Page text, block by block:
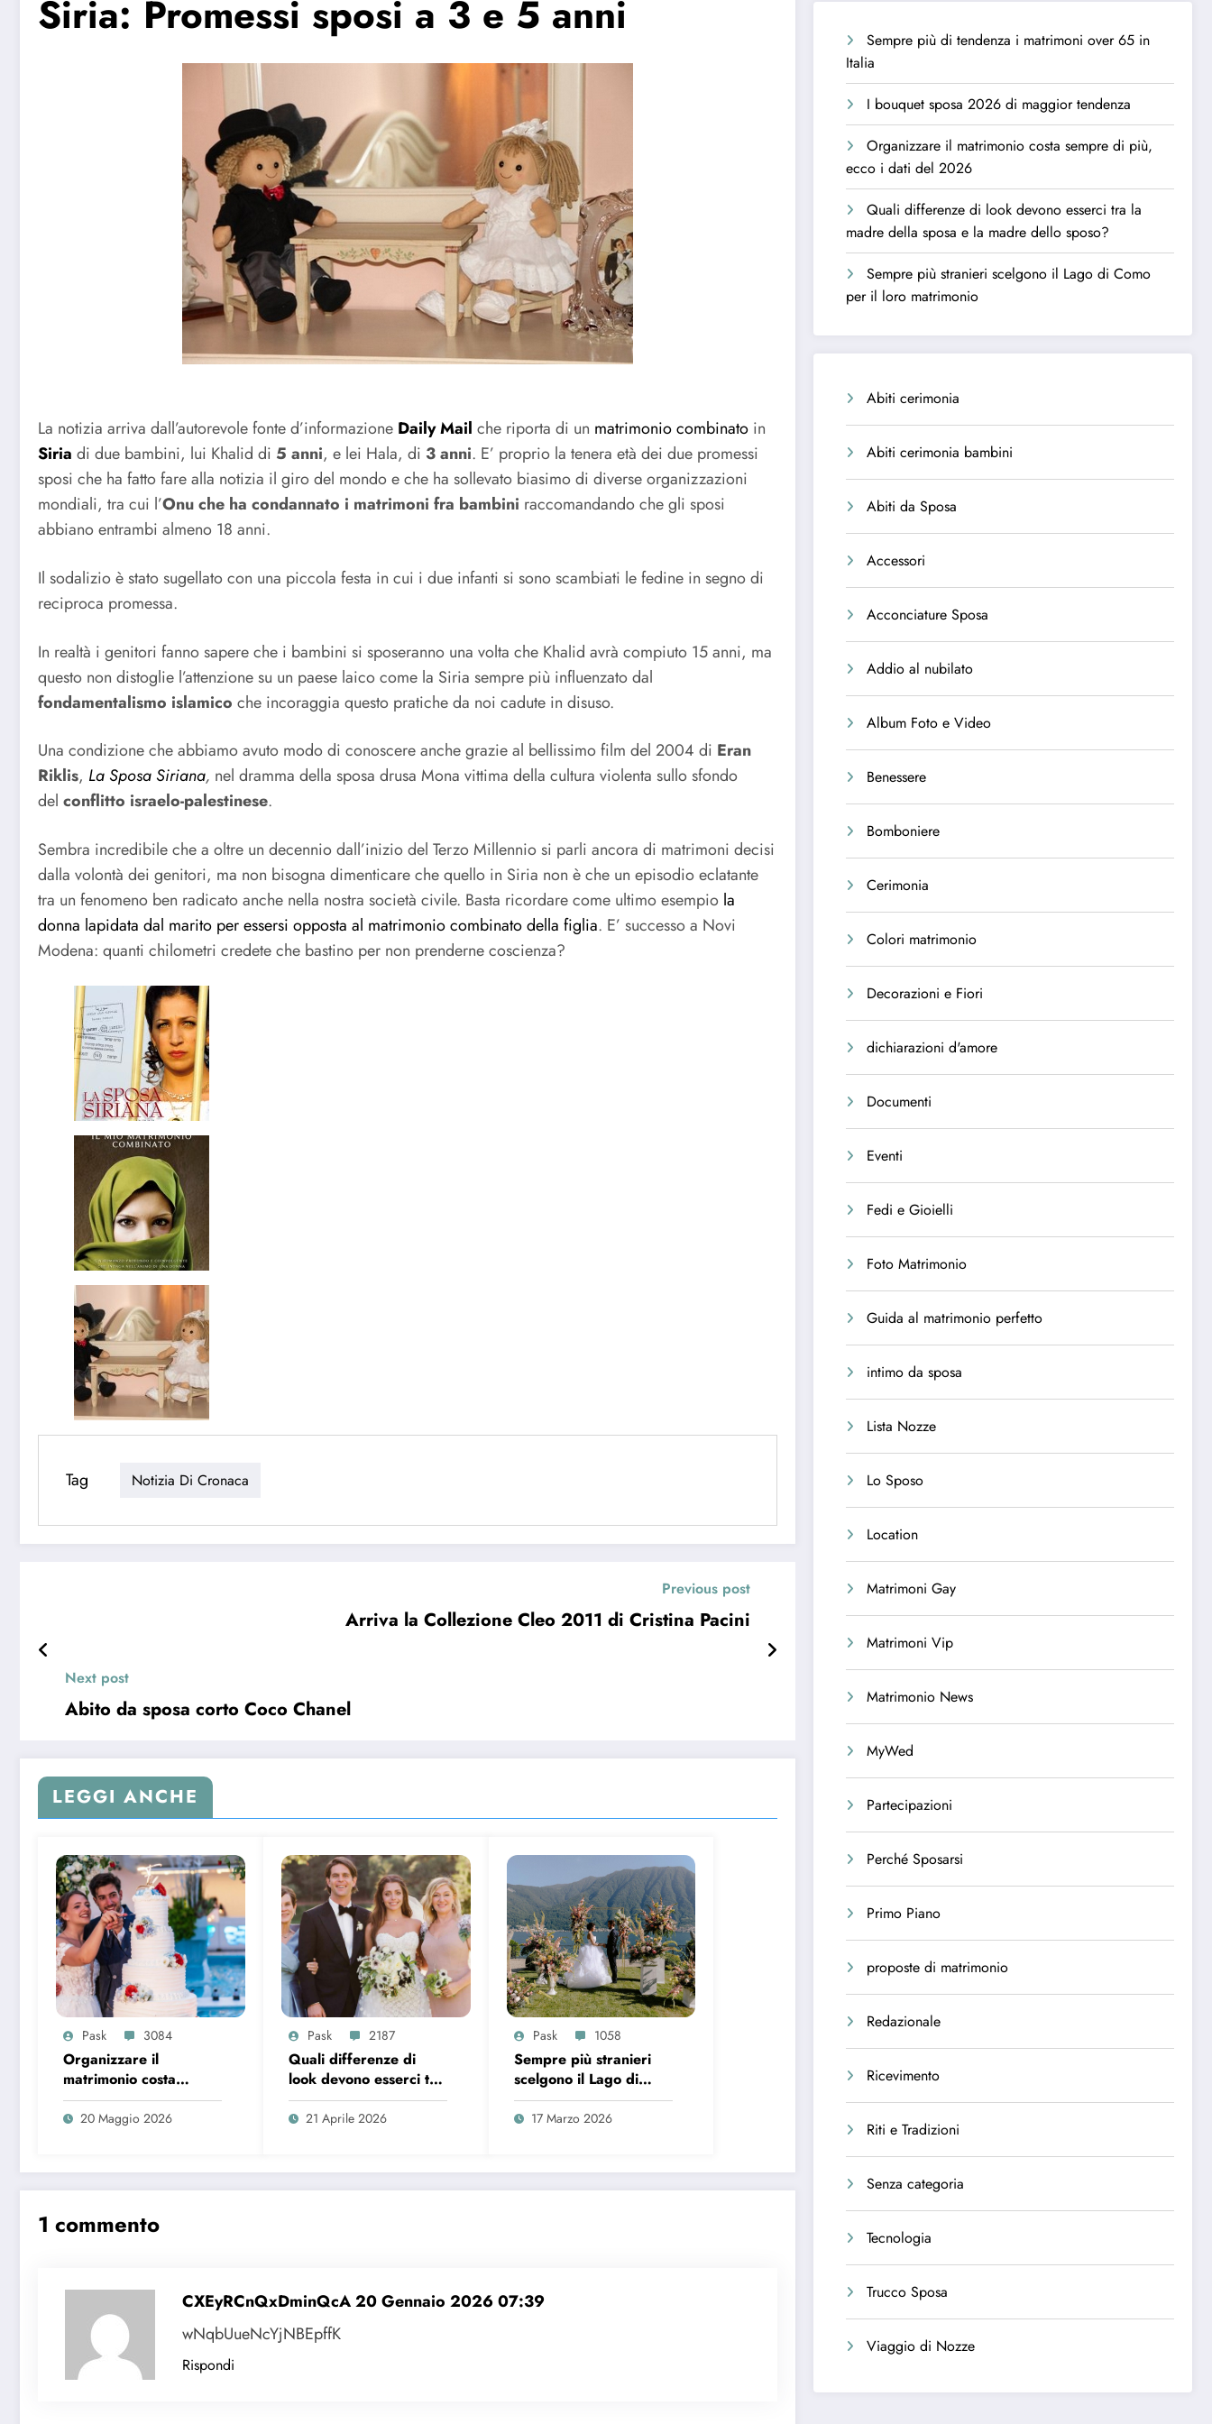
Siria: Promessi sposi a 3 e 5 anni
La notizia arriva dall’autorevole fonte d’informazione Daily Mail che riporta di un matrimonio combinato in
Siria di due bambini, lui Khalid di 5 anni, e lei Hala, di 3 anni. E’ proprio la tenera età dei due promessi
sposi che ha fatto fare alla notizia il giro del mondo e che ha sollevato biasimo di diverse organizzazioni
mondiali, tra cui l’Onuche ha condannato i matrimoni fra bambini raccomandando che gli sposi
abbiano entrambi almeno 18 anni.
Il sodalizio è stato sugellato con una piccola festa in cui i due infanti si sono scambiati le fedine in segno di
reciproca promessa.
In realtà i genitori fanno sapere che i bambini si sposeranno una volta che Khalid avrà compiuto 15 anni, ma
questo non distoglie l’attenzione su un paese laico come la Siria sempre più influenzato dal
fondamentalismo islamico che incoraggia questo pratiche da noi cadute in disuso.
Una condizione che abbiamo avuto modo di conoscere anche grazie al bellissimo film del 2004 di Eran
Riklis, La Sposa Siriana, nel dramma della sposa drusa Mona vittima della cultura violenta sullo sfondo
del conflitto israelo-palestinese.
Sembra incredibile che a oltre un decennio dall’inizio del Terzo Millennio si parli ancora di matrimoni decisi
dalla volontà dei genitori, ma non bisogna dimenticare che quello in Siria non è che un episodio eclatante
tra un fenomeno ben radicato anche nella nostra società civile. Basta ricordare come ultimo esempio la
donna lapidata dal marito per essersi opposta al matrimonio combinato della figlia. E’ successo a Novi
Modena: quanti chilometri credete che bastino per non prenderne coscienza?
Tag Notizia Di Cronaca
Previous post
Arriva la Collezione Cleo 2011 di Cristina Pacini
Next post
Abito da sposa corto Coco Chanel
LEGGI ANCHE
Pask 3084
Organizzare il
matrimonio costa
sempre di più, ecco i
dati del 2026
20 Maggio 2026
Pask 2187
Quali differenze di
look devono esserci tra
la madre della sposa e
la madre dello sposo?
21 Aprile 2026
Pask 1058
Sempre più stranieri
scelgono il Lago di
Como per il loro
matrimonio
17 Marzo 2026
1 commento
CXEyRCnQxDminQcA20 Gennaio 2026 07:39
wNqbUueNcYjNBEpffK
Rispondi
Sempre più di tendenza i matrimoni over 65 in
Italia
I bouquet sposa 2026 di maggior tendenza
Organizzare il matrimonio costa sempre di più,
ecco i dati del 2026
Quali differenze di look devono esserci tra la
madre della sposa e la madre dello sposo?
Sempre più stranieri scelgono il Lago di Como
per il loro matrimonio
Abiti cerimonia
Abiti cerimonia bambini
Abiti da Sposa
Accessori
Acconciature Sposa
Addio al nubilato
Album Foto e Video
Benessere
Bomboniere
Cerimonia
Colori matrimonio
Decorazioni e Fiori
dichiarazioni d'amore
Documenti
Eventi
Fedi e Gioielli
Foto Matrimonio
Guida al matrimonio perfetto
intimo da sposa
Lista Nozze
Lo Sposo
Location
Matrimoni Gay
Matrimoni Vip
Matrimonio News
MyWed
Partecipazioni
Perché Sposarsi
Primo Piano
proposte di matrimonio
Redazionale
Ricevimento
Riti e Tradizioni
Senza categoria
Tecnologia
Trucco Sposa
Viaggio di Nozze